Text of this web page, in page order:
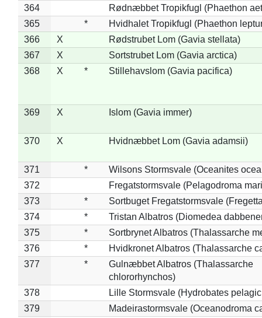
364
Rødnæbbet Tropikfugl (Phaethon
365
*
Hvidhalet Tropikfugl (Phaethon
366
X
Rødstrubet Lom (Gavia stellata)
367
X
Sortstrubet Lom (Gavia arctica)
368
X * Stillehavslom (Gavia pacifica)
369 X Islom (Gavia immer)
370 X Hvidnæbbet Lom (Gavia adamsii)
371 *
Wilsons Stormsvale (Oceanites
372
Fregatstormsvale (Pelagodroma
373
*
Sortbuget Fregatstormsvale
374
*
Tristan Albatros (Diomedea
375
*
Sortbrynet Albatros (Thalassarche
376
*
Hvidkronet Albatros (Thalassarche
377
*
Gulnæbbet Albatros (Thalassarche
chlororhynchos)
378
Lille Stormsvale (Hydrobates
379
Madeirastormsvale (Oceanodroma